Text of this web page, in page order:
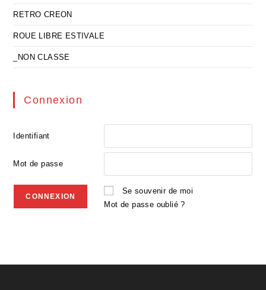
RETRO CREON
ROUE LIBRE ESTIVALE
_NON CLASSE
Connexion
Identifiant
Mot de passe
Se souvenir de moi
Mot de passe oublié ?